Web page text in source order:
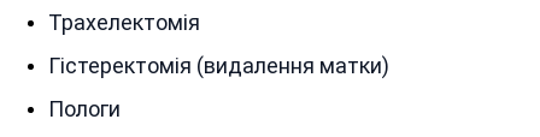
Трахелектомія
Гістеректомія (видалення матки)
Пологи